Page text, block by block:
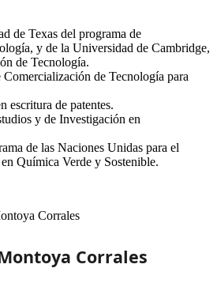
de Texas del programa de
y de la Universidad de Cambridge,
de Tecnología.
de Tecnología para
escritura de patentes.
y de Investigación en
de las Naciones Unidas para el
Química Verde y Sostenible.
Corrales